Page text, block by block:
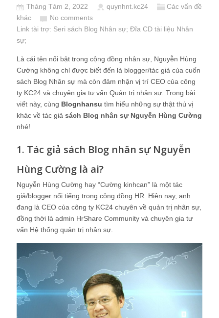
Tháng Tám 2, 2022 quynhnt.kc24
Các vấn đề
khác
No comments
Link tài trợ: Seri sách Blog Nhân sự; Đĩa CD tài liệu Nhân
sự;
Là cái tên nổi bật trong cộng đồng nhân sự, Nguyễn Hùng
Cường không chỉ được biết đến là blogger/tác giả của cuốn
sách Blog Nhân sự mà còn đảm nhận vị trí CEO của công
ty KC24 và chuyên gia tư vấn Quản trị nhân sự. Trong bài
viết này, cùng Blognhansu tìm hiểu những sự thật thú vị
khác về tác giả sách Blog nhân sự Nguyễn Hùng Cường
nhé!
1. Tác giả sách Blog nhân sự Nguyễn
Hùng Cường là ai?
Nguyễn Hùng Cường hay “Cường kinhcan” là một tác
giả/blogger nổi tiếng trong cộng đồng HR. Hiện nay, anh
đang là CEO của công ty KC24 chuyên về quản trị nhân sự,
đồng thời là admin HrShare Community và chuyên gia tư
vấn Hệ thống quản trị nhân sự.